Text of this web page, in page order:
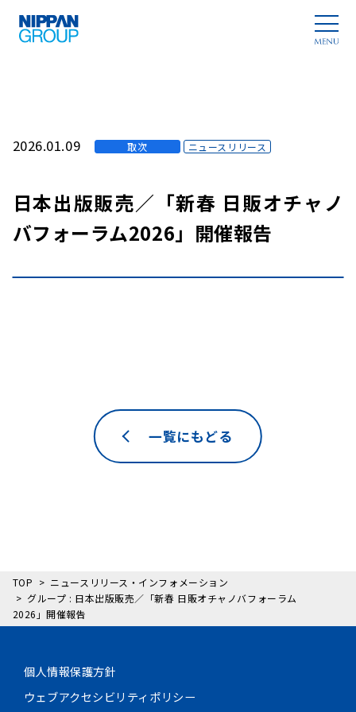
2026.01.09 取次 ニュースリリース
日本出版販売／「新春 日販オチャノ
バフォーラム2026」開催報告
一覧にもどる
TOP
ニュースリリース・インフォメーション
グループ : 日本出版販売／「新春 日販オチャノバフォーラム
2026」開催報告
個人情報保護方針
ウェブアクセシビリティポリシー